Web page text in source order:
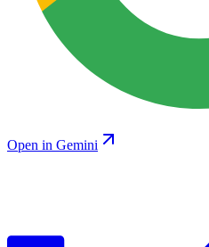
Open in Gemini